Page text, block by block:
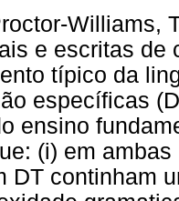
Williams,
e escritas de
típico da
específicas
ensino
(i) em
DT continham